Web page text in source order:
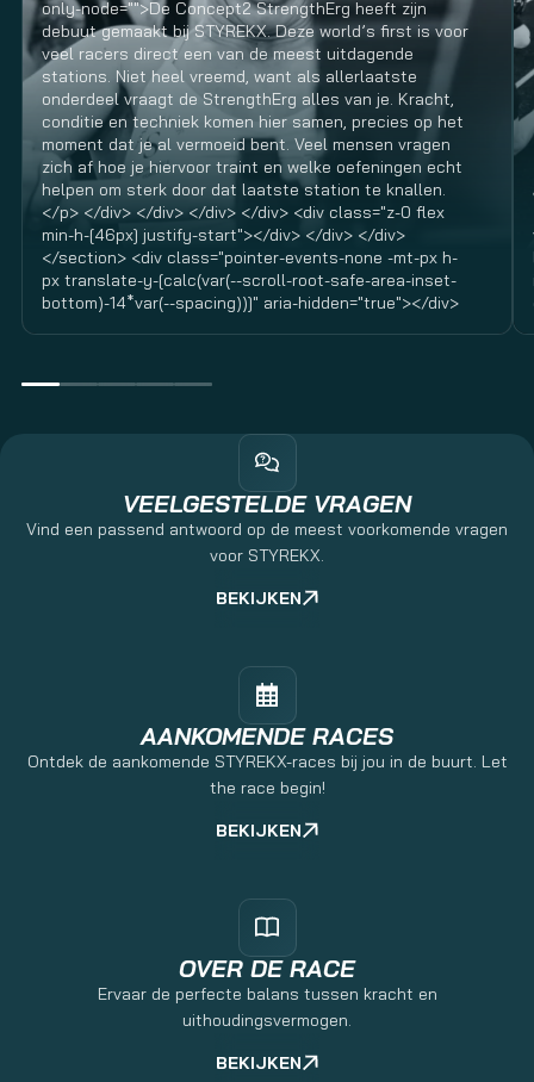
only-node="">De Concept2 StrengthErg heeft zijn
debuut gemaakt bij STYREKX. Deze world’s first is voor
veel racers direct een van de meest uitdagende
stations. Niet heel vreemd, want als allerlaatste
onderdeel vraagt de StrengthErg alles van je. Kracht,
conditie en techniek komen hier samen, precies op het
moment dat je al vermoeid bent. Veel mensen vragen
zich af hoe je hiervoor traint en welke oefeningen echt
helpen om sterk door dat laatste station te knallen.
</p> </div> </div> </div> </div> <div class="z-0 flex
min-h-[46px] justify-start"></div> </div> </div>
</section> <div class="pointer-events-none -mt-px h-
px translate-y-[calc(var(--scroll-root-safe-area-inset-
bottom)-14*var(--spacing))]" aria-hidden="true"></div>
VEELGESTELDE VRAGEN
Vind een passend antwoord op de meest voorkomende vragen
voor STYREKX.
BEKIJKEN
AANKOMENDE RACES
Ontdek de aankomende STYREKX-races bij jou in de buurt. Let
the race begin!
BEKIJKEN
OVER DE RACE
Ervaar de perfecte balans tussen kracht en
uithoudingsvermogen.
BEKIJKEN